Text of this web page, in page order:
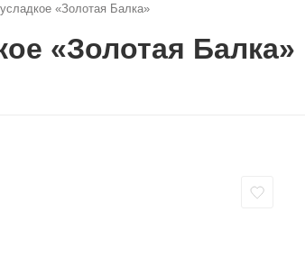
«Золотая Балка»
«Золотая Балка»